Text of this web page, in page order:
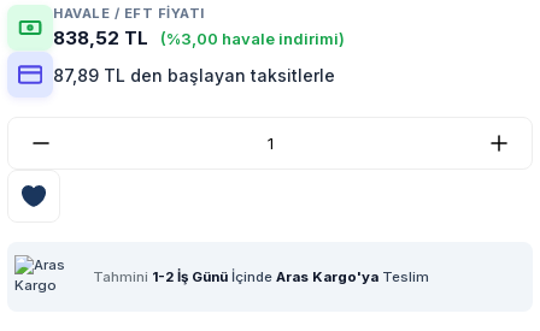
HAVALE / EFT FIYATI
838,52 TL (%3,00 havale indirimi)
87,89 TL den başlayan taksitlerle
Tahmini 1-2 İş Günü İçinde Aras Kargo'ya Teslim